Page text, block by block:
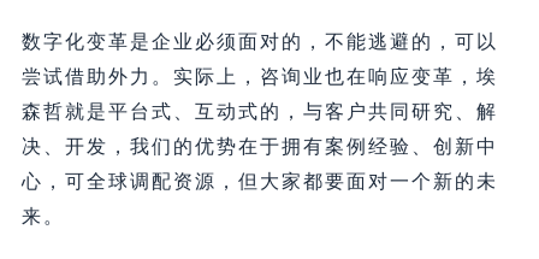
数字化变革是企业必须面对的，不能逃避的，可以
尝试借助外力。实际上，咨询业也在响应变革，埃
森哲就是平台式、互动式的，与客户共同研究、解
决、开发，我们的优势在于拥有案例经验、创新中
心，可全球调配资源，但大家都要面对一个新的未
来。